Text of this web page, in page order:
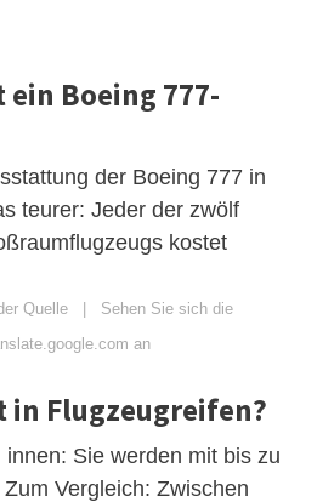
Boeing 777-
der Boeing 777 in
teurer: Jeder der zwölf
kostet
Quelle | Sehen Sie sich die
an
in Flugzeugreifen?
Sie werden mit bis zu
Vergleich: Zwischen